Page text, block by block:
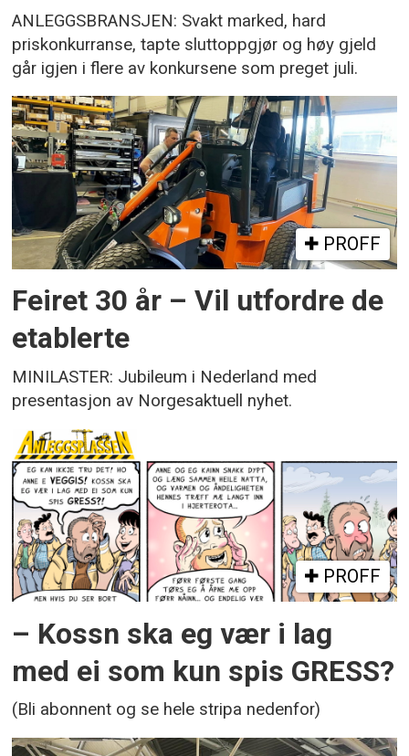
ANLEGGSBRANSJEN: Svakt marked, hard
priskonkurranse, tapte sluttoppgjør og høy gjeld
går igjen i flere av konkursene som preget juli.
PROFF
Feiret 30 år – Vil utfordre de
etablerte
MINILASTER: Jubileum i Nederland med
presentasjon av Norgesaktuell nyhet.
PROFF
– Kossn ska eg vær i lag
med ei som kun spis GRESS?
(Bli abonnent og se hele stripa nedenfor)